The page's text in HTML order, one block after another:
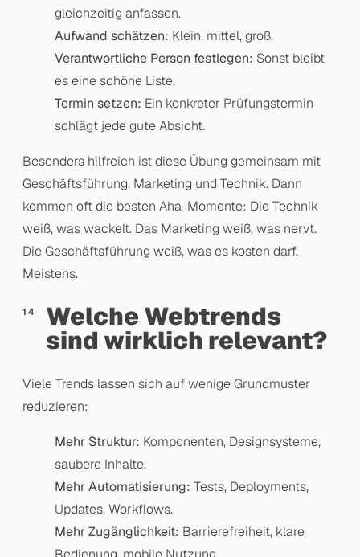
gleichzeitig anfassen.
Aufwand schätzen: Klein, mittel, groß.
Verantwortliche Person festlegen: Sonst bleibt
es eine schöne Liste.
Termin setzen: Ein konkreter Prüfungstermin
schlägt jede gute Absicht.
Besonders hilfreich ist diese Übung gemeinsam mit
Geschäftsführung, Marketing und Technik. Dann
kommen oft die besten Aha-Momente: Die Technik
weiß, was wackelt. Das Marketing weiß, was nervt.
Die Geschäftsführung weiß, was es kosten darf.
Meistens.
Welche Webtrends
sind wirklich relevant?
Viele Trends lassen sich auf wenige Grundmuster
reduzieren:
Mehr Struktur: Komponenten, Designsysteme,
saubere Inhalte.
Mehr Automatisierung: Tests, Deployments,
Updates, Workflows.
Mehr Zugänglichkeit: Barrierefreiheit, klare